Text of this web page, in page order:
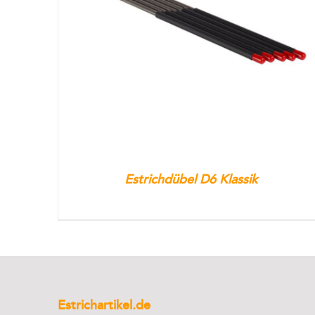
Estrichdübel D6 Klassik
Estrichartikel.de